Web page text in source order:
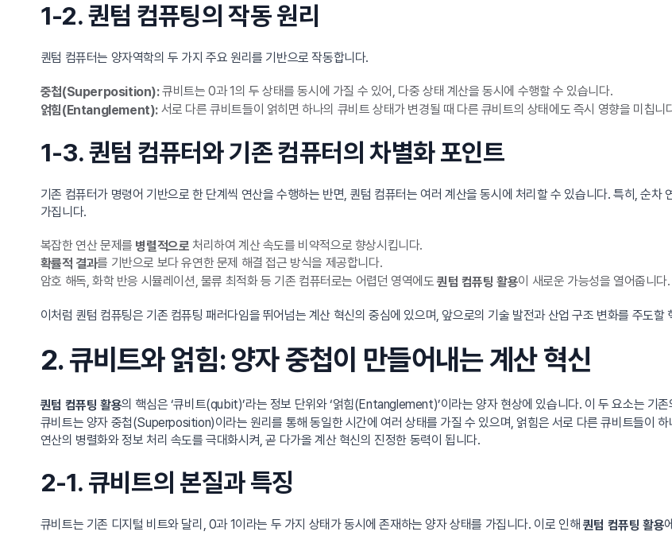
1-2. 퀀텀 컴퓨팅의 작동 원리
퀀텀 컴퓨터는 양자역학의 두 가지 주요 원리를 기반으로 작동합니다.
중첩(Superposition):큐비트는 0과 1의 두 상태를 동시에 가질 수 있어, 다중 상태 계산을 동시에 수행할 수 있습니다.
얽힘(Entanglement):서로 다른 큐비트들이 얽히면 하나의 큐비트 상태가 변경될 때 다른 큐비트의 상태에도 즉시 영향을 미칩
1-3. 퀀텀 컴퓨터와 기존 컴퓨터의 차별화 포인트
기존 컴퓨터가 명령어 기반으로 한 단계씩 연산을 수행하는 반면, 퀀텀 컴퓨터는 여러 계산을 동시에 처리할 수 있습니다. 특히, 순
가집니다.
복잡한 연산 문제를 병렬적으로 처리하여 계산 속도를 비약적으로 향상시킵니다.
확률적 결과를 기반으로 보다 유연한 문제 해결 접근 방식을 제공합니다.
암호 해독, 화학 반응 시뮬레이션, 물류 최적화 등 기존 컴퓨터로는 어렵던 영역에도 퀀텀 컴퓨팅 활용이 새로운 가능성을 열어줍니다.
이처럼 퀀텀 컴퓨팅은 기존 컴퓨팅 패러다임을 뛰어넘는 계산 혁신의 중심에 있으며, 앞으로의 기술 발전과 산업 구조 변화를 주도할
2. 큐비트와 얽힘: 양자 중첩이 만들어내는 계산 혁신
퀀텀 컴퓨팅 활용의 핵심은 ‘큐비트(qubit)’라는 정보 단위와 ‘얽힘(Entanglement)’이라는 양자 현상에 있습니다. 이 두 요소는 기
큐비트는 양자 중첩(Superposition)이라는 원리를 통해 동일한 시간에 여러 상태를 가질 수 있으며, 얽힘은 서로 다른 큐비트들이
연산의 병렬화와 정보 처리 속도를 극대화시켜, 곧 다가올 계산 혁신의 진정한 동력이 됩니다.
2-1. 큐비트의 본질과 특징
큐비트는 기존 디지털 비트와 달리, 0과 1이라는 두 가지 상태가 동시에 존재하는 양자 상태를 가집니다. 이로 인해 퀀텀 컴퓨팅 활용